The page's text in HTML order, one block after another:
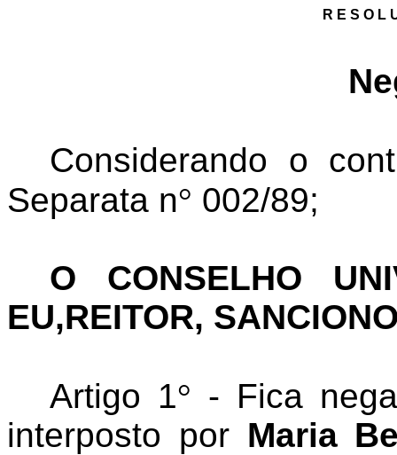
R E S O L
Considerando o
Separata n° 002/89;
O CONSELHO
EU,REITOR,
Artigo 1° - Fica
interposto por Maria